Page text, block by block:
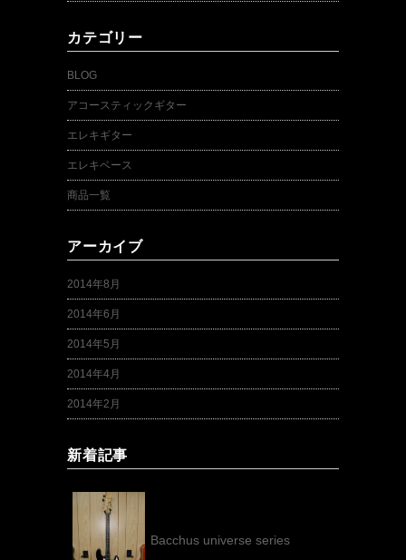
カテゴリー
BLOG
アコースティックギター
エレキギター
エレキベース
商品一覧
アーカイブ
2014年8月
2014年6月
2014年5月
2014年4月
2014年2月
新着記事
Bacchus universe series